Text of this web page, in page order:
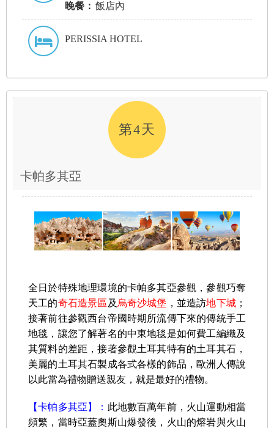
晚餐： 飯店內
PERISSIA HOTEL
第4天
卡帕多其亞
全日於特殊地理環境的卡帕多其亞參觀，參觀巧奪
天工的奇石造景區 及 烏奇沙城堡 ，並造訪地下城 ；
接著前往參觀西台帝國時期所流傳下來的傳統手工
地毯，讓您了解著名的中東地毯是如何費工編織及
其質料的差距，接著參觀土耳其特有的土耳其石，
美麗的土耳其石製成各式各樣的飾品，歐洲人傳說
以此當為禮物贈送親友，就是最好的禮物。
【卡帕多其亞】： 此地數百萬年前，火山運動相當
頻繁，當時亞蓋奧斯山爆發後，火山的熔岩與火山